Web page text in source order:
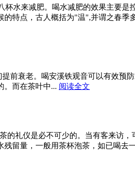
来减肥。喝水减肥的效果主要是
特点，古人概括为"温",并谓之春
前衰老。喝安溪铁观音可以有效
。而在茶叶中... 阅读全文
仪是必不可少的。当有客来访，
留量，一般用茶杯泡茶，如已喝